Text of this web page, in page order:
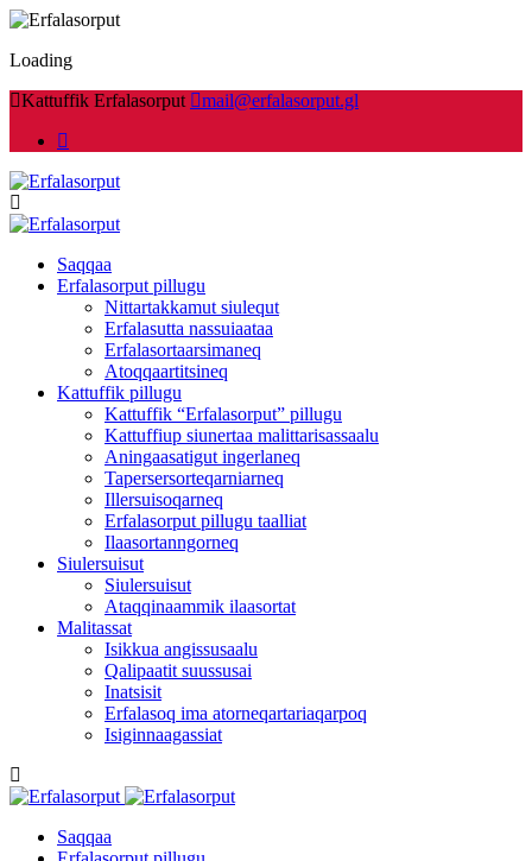
Loading
Kattuffik Erfalasorput
mail@erfalasorput.gl
Saqqaa
Erfalasorput pillugu
Nittartakkamut siulequt
Erfalasutta nassuiaataa
Erfalasortaarsimaneq
Atoqqaartitsineq
Kattuffik pillugu
Kattuffik “Erfalasorput” pillugu
Kattuffiup siunertaa malittarisassaalu
Aningaasatigut ingerlaneq
Tapersersorteqarniarneq
Illersuisoqarneq
Erfalasorput pillugu taalliat
Ilaasortanngorneq
Siulersuisut
Siulersuisut
Ataqqinaammik ilaasortat
Malitassat
Isikkua angissusaalu
Qalipaatit suussusai
Inatsisit
Erfalasoq ima atorneqartariaqarpoq
Isiginnaagassiat
Saqqaa